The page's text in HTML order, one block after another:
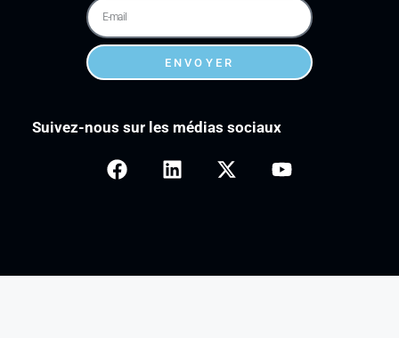
ENVOYER
Suivez-nous sur les médias sociaux